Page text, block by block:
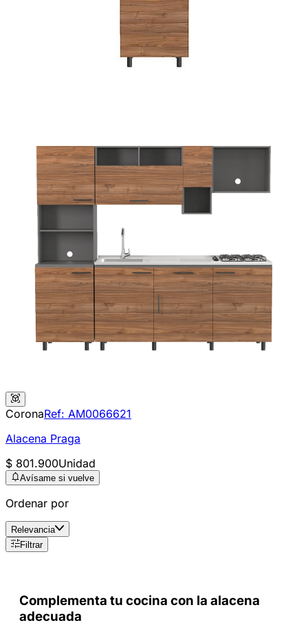
CoronaRef: AM0066621
Alacena Praga
$ 801.900Unidad
Avísame si vuelve
Ordenar por
Relevancia
Filtrar
Complementa tu cocina con la alacena
adecuada